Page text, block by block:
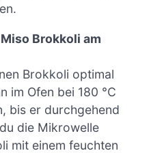
Brokkoli am
Brokkoli optimal
im Ofen bei 180 °C
bis er durchgehend
die Mikrowelle
mit einem feuchten